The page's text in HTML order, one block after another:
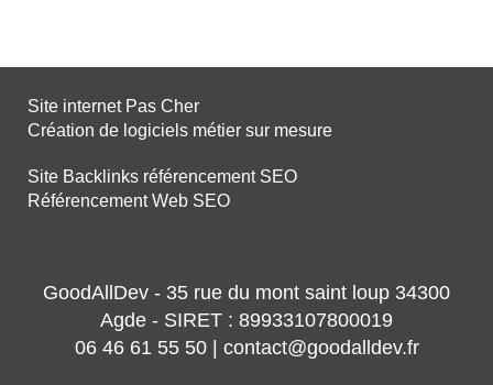
Site internet Pas Cher
Création de logiciels métier sur mesure
Site Backlinks référencement SEO
Référencement Web SEO
GoodAllDev - 35 rue du mont saint loup 34300
Agde - SIRET : 89933107800019
06 46 61 55 50 | contact@goodalldev.fr